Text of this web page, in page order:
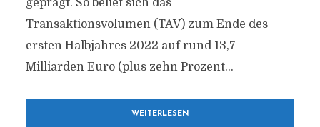
geprägt. So belief sich das
Transaktionsvolumen (TAV) zum Ende des
ersten Halbjahres 2022 auf rund 13,7
Milliarden Euro (plus zehn Prozent...
WEITERLESEN